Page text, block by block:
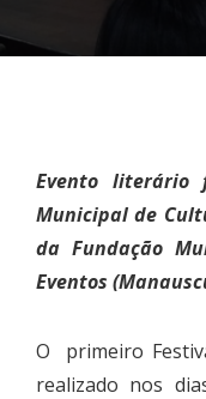
Evento literário
Municipal de
da Fundação
Eventos
O primeiro
realizado nos